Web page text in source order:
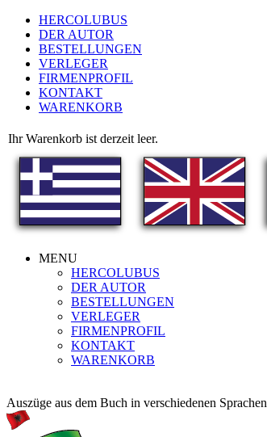
HERCOLUBUS
DER AUTOR
BESTELLUNGEN
VERLEGER
FIRMENPROFIL
KONTAKT
WARENKORB
Ihr Warenkorb ist derzeit leer.
MENU
HERCOLUBUS
DER AUTOR
BESTELLUNGEN
VERLEGER
FIRMENPROFIL
KONTAKT
WARENKORB
Auszüge aus dem Buch in verschiedenen Sprachen